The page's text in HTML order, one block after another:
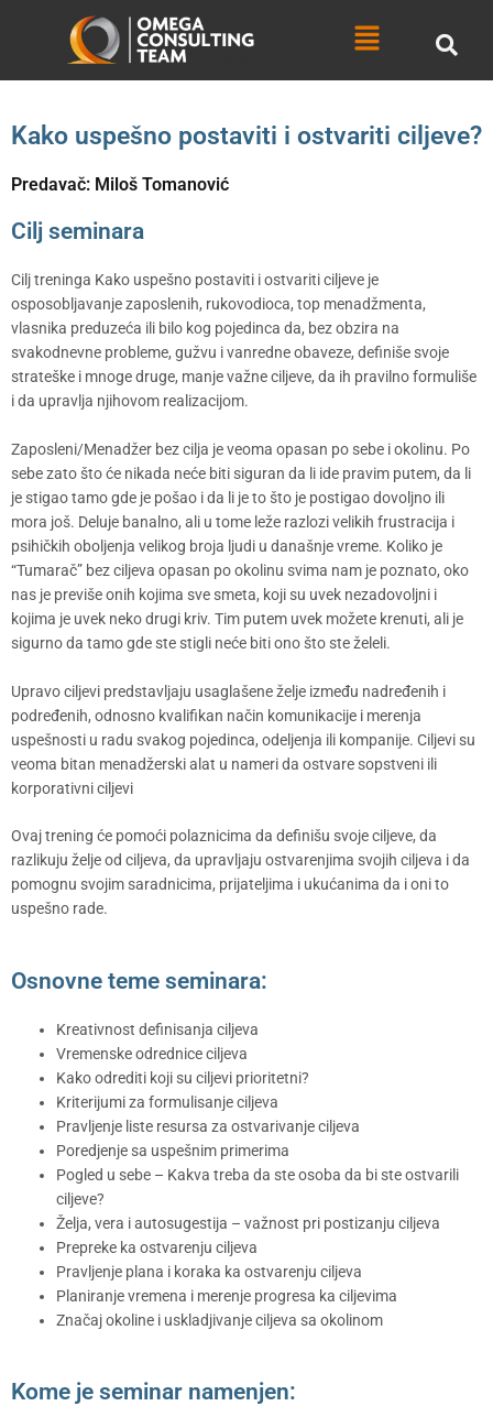
Menu
Kako uspešno postaviti i ostvariti ciljeve?
Predavač: Miloš Tomanović
Cilj seminara
Cilj treninga Kako uspešno postaviti i ostvariti ciljeve je
osposobljavanje zaposlenih, rukovodioca, top menadžmenta,
vlasnika preduzeća ili bilo kog pojedinca da, bez obzira na
svakodnevne probleme, gužvu i vanredne obaveze, definiše svoje
strateške i mnoge druge, manje važne ciljeve, da ih pravilno formuliše
i da upravlja njihovom realizacijom.
Zaposleni/Menadžer bez cilja je veoma opasan po sebe i okolinu. Po
sebe zato što će nikada neće biti siguran da li ide pravim putem, da li
je stigao tamo gde je pošao i da li je to što je postigao dovoljno ili
mora još. Deluje banalno, ali u tome leže razlozi velikih frustracija i
psihičkih oboljenja velikog broja ljudi u današnje vreme. Koliko je
“Tumarač” bez ciljeva opasan po okolinu svima nam je poznato, oko
nas je previše onih kojima sve smeta, koji su uvek nezadovoljni i
kojima je uvek neko drugi kriv. Tim putem uvek možete krenuti, ali je
sigurno da tamo gde ste stigli neće biti ono što ste želeli.
Upravo ciljevi predstavljaju usaglašene želje između nadređenih i
podređenih, odnosno kvalifikan način komunikacije i merenja
uspešnosti u radu svakog pojedinca, odeljenja ili kompanije. Ciljevi su
veoma bitan menadžerski alat u nameri da ostvare sopstveni ili
korporativni ciljevi
Ovaj trening će pomoći polaznicima da definišu svoje ciljeve, da
razlikuju želje od ciljeva, da upravljaju ostvarenjima svojih ciljeva i da
pomognu svojim saradnicima, prijateljima i ukućanima da i oni to
uspešno rade.
Osnovne teme seminara:
Kreativnost definisanja ciljeva
Vremenske odrednice ciljeva
Kako odrediti koji su ciljevi prioritetni?
Kriterijumi za formulisanje ciljeva
Pravljenje liste resursa za ostvarivanje ciljeva
Poredjenje sa uspešnim primerima
Pogled u sebe – Kakva treba da ste osoba da bi ste ostvarili
ciljeve?
Želja, vera i autosugestija – važnost pri postizanju ciljeva
Prepreke ka ostvarenju ciljeva
Pravljenje plana i koraka ka ostvarenju ciljeva
Planiranje vremena i merenje progresa ka ciljevima
Značaj okoline i uskladjivanje ciljeva sa okolinom
Kome je seminar namenjen: